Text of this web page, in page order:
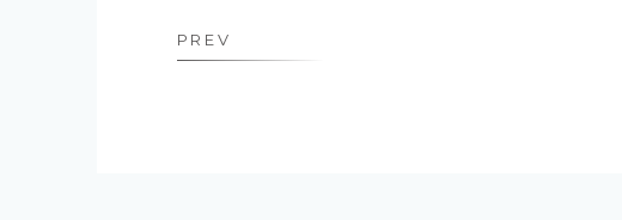
PREV